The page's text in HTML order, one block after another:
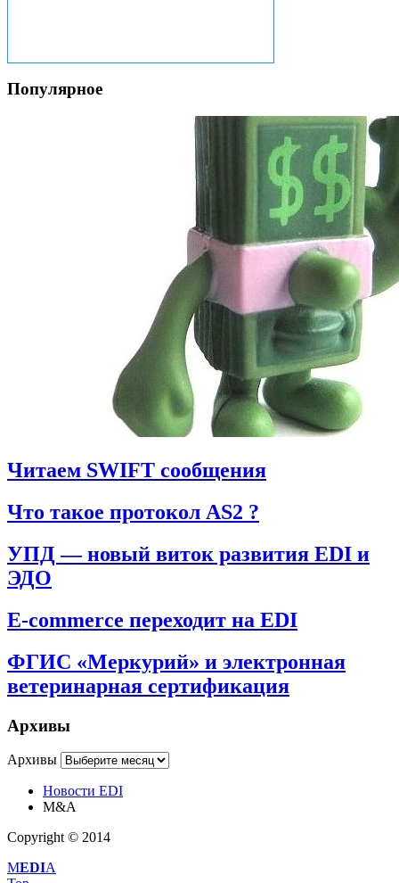
Популярное
Читаем SWIFT сообщения
Что такое протокол AS2 ?
УПД — новый виток развития EDI и
ЭДО
E-commerce переходит на EDI
ФГИС «Меркурий» и электронная
ветеринарная сертификация
Архивы
Архивы
Новости EDI
M&A
Copyright © 2014
MEDIA